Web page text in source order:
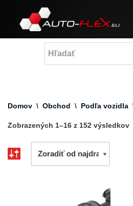
Prejsť
na
Domov \ Obchod \ Podľa vozidla
Zobrazených 1–16 z 152 výsledkov